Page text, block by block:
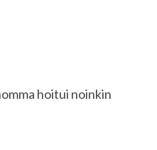
hoitui noinkin